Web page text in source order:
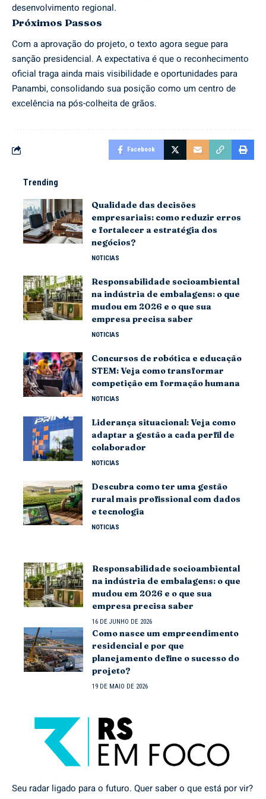
desenvolvimento regional.
Próximos Passos
Com a aprovação do projeto, o texto agora segue para
sanção presidencial. A expectativa é que o reconhecimento
oficial traga ainda mais visibilidade e oportunidades para
Panambi, consolidando sua posição como um centro de
excelência na pós-colheita de grãos.
Facebook
Trending
Qualidade das decisões
empresariais: como reduzir erros
e fortalecer a estratégia dos
negócios?
NOTICIAS
Responsabilidade socioambiental
na indústria de embalagens: o que
mudou em 2026 e o que sua
empresa precisa saber
NOTICIAS
Concursos de robótica e educação
STEM: Veja como transformar
competição em formação humana
NOTICIAS
Liderança situacional: Veja como
adaptar a gestão a cada perfil de
colaborador
NOTICIAS
Descubra como ter uma gestão
rural mais profissional com dados
e tecnologia
NOTICIAS
Responsabilidade socioambiental
na indústria de embalagens: o que
mudou em 2026 e o que sua
empresa precisa saber
16 DE JUNHO DE 2026
Como nasce um empreendimento
residencial e por que
planejamento define o sucesso do
projeto?
19 DE MAIO DE 2026
Seu radar ligado para o futuro. Quer saber o que está por vir?